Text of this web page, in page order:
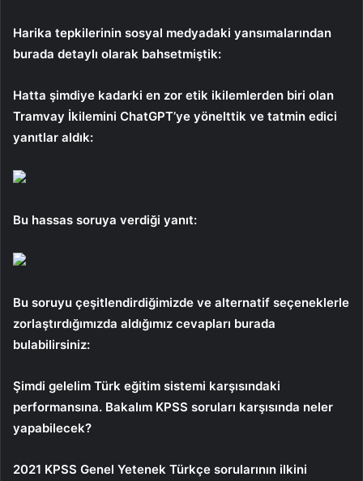
Harika tepkilerinin sosyal medyadaki yansımalarından
burada detaylı olarak bahsetmiştik:
Hatta şimdiye kadarki en zor etik ikilemlerden biri olan
Tramvay İkilemini ChatGPT’ye yönelttik ve tatmin edici
yanıtlar aldık:
Bu hassas soruya verdiği yanıt:
Bu soruyu çeşitlendirdiğimizde ve alternatif seçeneklerle
zorlaştırdığımızda aldığımız cevapları burada
bulabilirsiniz:
Şimdi gelelim Türk eğitim sistemi karşısındaki
performansına. Bakalım KPSS soruları karşısında neler
yapabilecek?
2021 KPSS Genel Yetenek Türkçe sorularının ilkini